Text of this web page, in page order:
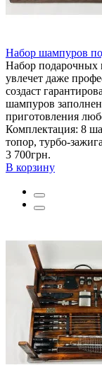
Набор шампуров
Набор подарочных
увлечет даже
создаст
шампуров
приготовления
Комплектация: 8
топор, турбо-
3 700грн.
В корзину